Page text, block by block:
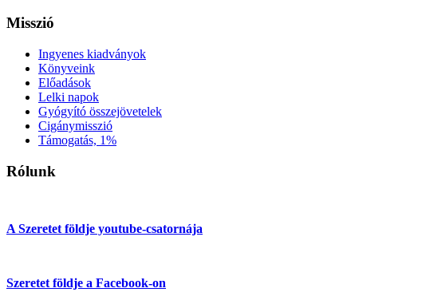
Misszió
Ingyenes kiadványok
Könyveink
Előadások
Lelki napok
Gyógyító összejövetelek
Cigánymisszió
Támogatás, 1%
Rólunk
A Szeretet földje youtube-csatornája
Szeretet földje a Facebook-on